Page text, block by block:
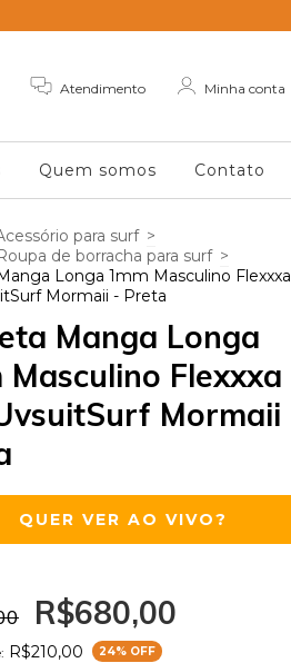
Atendimento Minha conta
Quem somos Contato
para surf >
de borracha para surf >
Longa 1mm Masculino Flexxxa
Mormaii - Preta
Manga Longa
Masculino Flexxxa
Mormaii
QUER VER AO VIVO?
R$680,00
R$210,00 24% OFF